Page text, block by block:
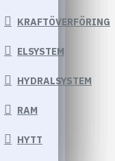
KRAFTÖVERFÖRING
ELSYSTEM
HYDRALSYSTEM
RAM
HYTT